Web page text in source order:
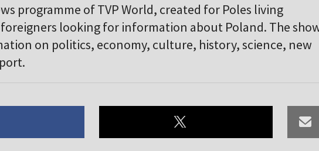
programme of TVP World, created for Poles living
looking for information about Poland. The
on politics, economy, culture, history, science, new